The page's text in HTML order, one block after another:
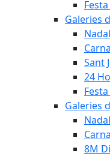
Galeries
Sant
24
Galeries
8M